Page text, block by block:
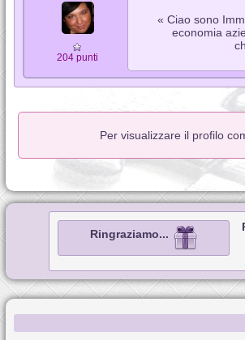
204 punti
« Ciao sono
economia
Per visualizzare il profilo
Ringraziamo...